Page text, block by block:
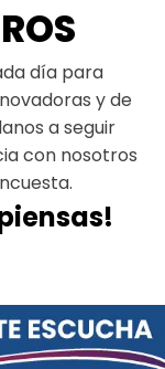
día para
y de
a seguir
con nosotros